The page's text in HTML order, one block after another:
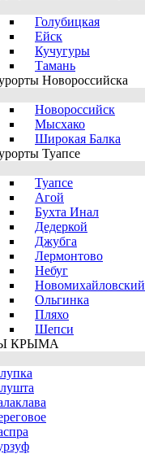
Голубицкая
Ейск
Кучугуры
Тамань
Новороссийска
Новороссийск
Мысхако
Широкая Балка
Туапсе
Туапсе
Агой
Бухта Инал
Дедеркой
Джубга
Лермонтово
Небуг
Новомихайловский
Ольгинка
Пляхо
Шепси
КРЫМА